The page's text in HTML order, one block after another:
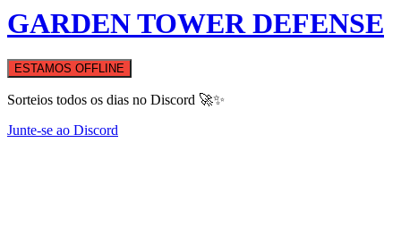
GARDEN TOWER DEFENSE
ESTAMOS OFFLINE
Sorteios todos os dias no Discord 🚀✨
Junte-se ao Discord